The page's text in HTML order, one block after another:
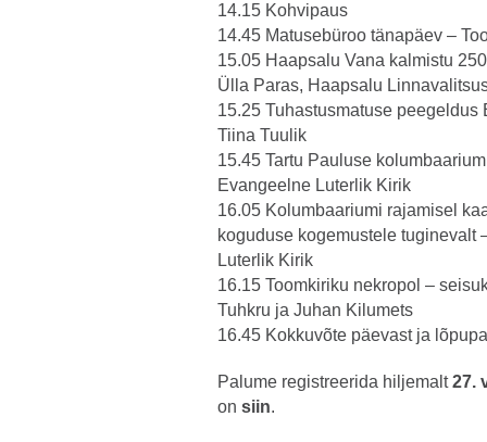
14.15 Kohvipaus
14.45 Matusebüroo tänapäev –
15.05 Haapsalu Vana kalmistu
Ülla Paras, Haapsalu
15.25 Tuhastusmatuse
Tiina Tuulik
15.45 Tartu Pauluse
Evangeelne Luterlik Kirik
16.05 Kolumbaariumi rajamisel
koguduse kogemustele tuginevalt
Luterlik Kirik
16.15 Toomkiriku nekropol –
Tuhkru ja Juhan Kilumets
16.45 Kokkuvõte päevast ja
Palume registreerida hiljemalt27.
on siin.